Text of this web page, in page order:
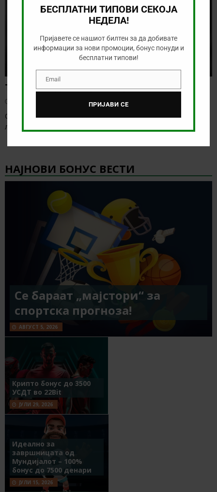
Тикет на денот (петок, 07.08.2026)
Овој викенд веќе бележиме старт на послабите европски
лиги, а за кратко ќе започнат и
НАЈНОВИ БОНУС ВЕСТИ
Се бараат „мајстори“ за
спортска прогноза!
АВГУСТ 5, 2026
Крипто бонус до 3500
УСДТ во 22Bit
ЈУЛИ 29, 2026
Идеално за
завршницата од
Мундијалот – 100%
бонус до 7500 денари
ЈУЛИ 15, 2026
БЕСПЛАТНИ ТИПОВИ СЕКОЈА
НЕДЕЛА!
Пријавете се нашиот билтен за да добивате
информации за нови промоции, бонус понуди и
бесплатни типови!
EmailEmail
ПРИЈАВИ СЕ